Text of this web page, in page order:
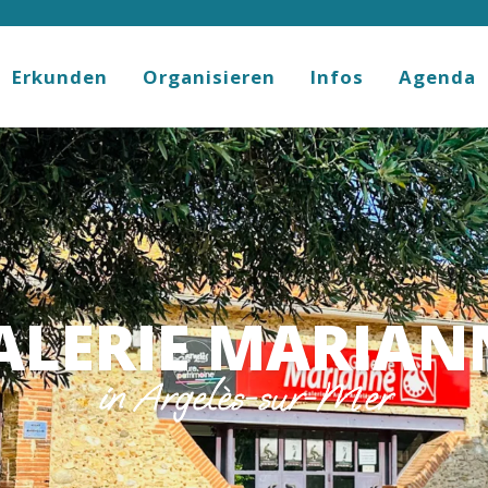
Erkunden Organisieren Infos Agenda
in Argelès-sur-Mer